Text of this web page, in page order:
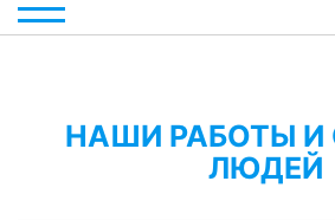
НАШИ РАБОТЫ И
ЛЮДЕЙ